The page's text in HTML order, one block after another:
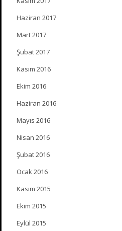
Haziran 2017
Mart 2017
Şubat 2017
Kasım 2016
Ekim 2016
Haziran 2016
Mayıs 2016
Nisan 2016
Şubat 2016
Ocak 2016
Kasım 2015
Ekim 2015
Eylül 2015